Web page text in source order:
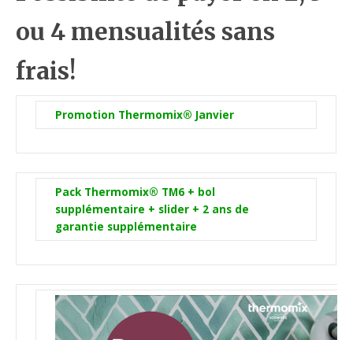
ou 4 mensualités sans
frais!
Promotion Thermomix® Janvier
Pack Thermomix® TM6 + bol
supplémentaire + slider + 2 ans de
garantie supplémentaire